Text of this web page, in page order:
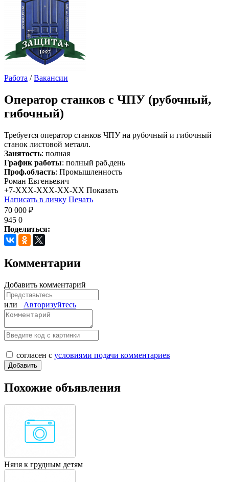
Работа /Вакансии
Оператор станков с ЧПУ (рубочный,
гибочный)
Требуется оператор станков ЧПУ на рубочный и гибочный
станок листовой металл.
Занятость: полная
График работы: полный раб.день
Проф.область: Промышленность
Роман Евгеньевич
+7-XXX-XXX-XX-XX Показать
Написать в личку Печать
70 000 ₽
945 0
Поделиться:
Комментарии
Добавить комментарий
или Авторизуйтесь
согласен с условиями подачи комментариев
Похожие объявления
Няня к грудным детям